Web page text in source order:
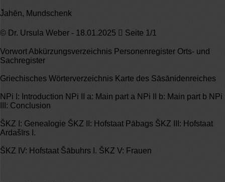
J̌ahēn, Mundschenk
© Dr. Ursula Weber - 18.01.2025  Seite 1/1
Vorwort Abkürzungsverzeichnis Personenregister Orts- und
Sachregister
Griechisches Wörterverzeichnis Karte des Sāsānidenreiches
NPi I: Introduction NPi II a: Main part a NPi II b: Main part b NPi
III: Conclusion
ŠKZ I: Genealogie ŠKZ II: Hofstaat Pābags ŠKZ III: Hofstaat
Ardašīrs I.
ŠKZ IV: Hofstaat Šābuhrs I. ŠKZ V: Frauen